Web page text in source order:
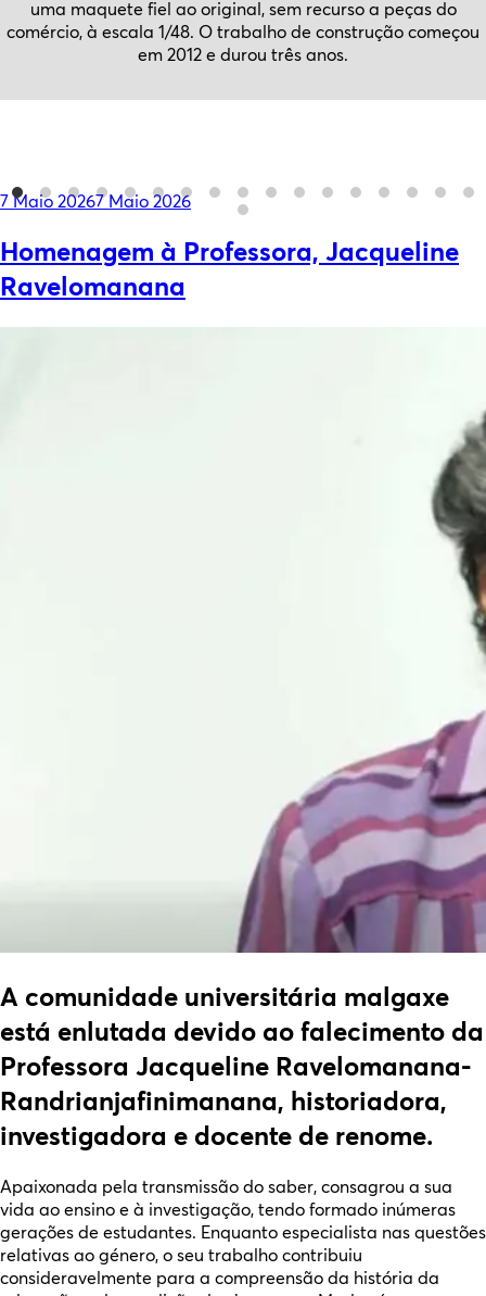
uma maquete fiel ao original, sem recurso a peças do
comércio, à escala 1/48. O trabalho de construção começou
em 2012 e durou três anos.
Posted
7 Maio 20267 Maio 2026
Homenagem à Professora, Jacqueline
Ravelomanana
A comunidade universitária malgaxe
está enlutada devido ao falecimento da
Professora Jacqueline Ravelomanana-
Randrianjafinimanana, historiadora,
investigadora e docente de renome.
Apaixonada pela transmissão do saber, consagrou a sua
vida ao ensino e à investigação, tendo formado inúmeras
gerações de estudantes. Enquanto especialista nas questões
relativas ao género, o seu trabalho contribuiu
consideravelmente para a compreensão da história da